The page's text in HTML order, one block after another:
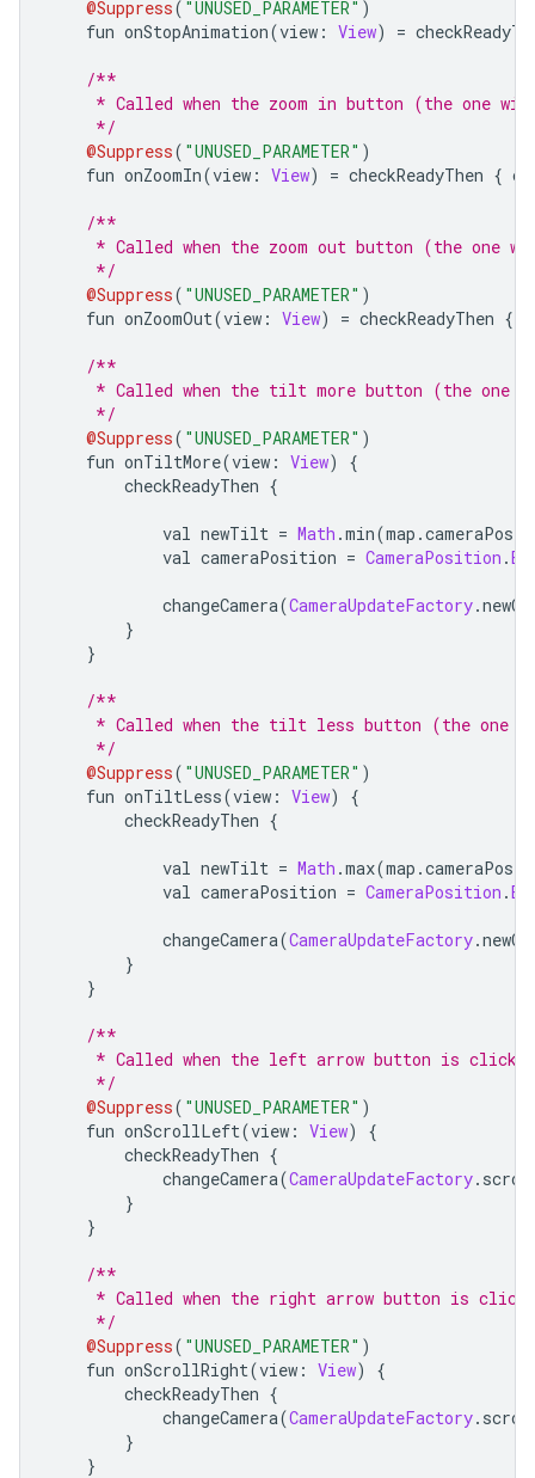
@Suppress( "UNUSED_PARAMETER" )
fun onStopAnimation(view : View) =
/**
* Called when the zoom in button (the one
*/
@Suppress( "UNUSED_PARAMETER" )
fun onZoomIn(view : View) = checkReadyThen {
/**
* Called when the zoom out button (the one
*/
@Suppress( "UNUSED_PARAMETER" )
fun onZoomOut(view : View) = checkReadyThen {
/**
* Called when the tilt more button (the one
*/
@Suppress( "UNUSED_PARAMETER" )
fun onTiltMore(view : View)
{
checkReadyThen {
val newTilt = Math .min(map .
val cameraPosition = CameraPosition .
changeCamera(CameraUpdateFactory.
}
}
/**
* Called when the tilt less button (the one
*/
@Suppress( "UNUSED_PARAMETER" )
fun onTiltLess(view : View)
{
checkReadyThen {
val newTilt = Math .max(map .
val cameraPosition = CameraPosition .
changeCamera(CameraUpdateFactory.
}
}
/**
* Called when the left arrow button is clicked.
*/
@Suppress( "UNUSED_PARAMETER" )
fun onScrollLeft(view : View)
{
checkReadyThen {
changeCamera(CameraUpdateFactory.
}
}
/**
* Called when the right arrow button is
*/
@Suppress( "UNUSED_PARAMETER" )
fun onScrollRight(view : View)
{
checkReadyThen {
changeCamera(CameraUpdateFactory.
}
}